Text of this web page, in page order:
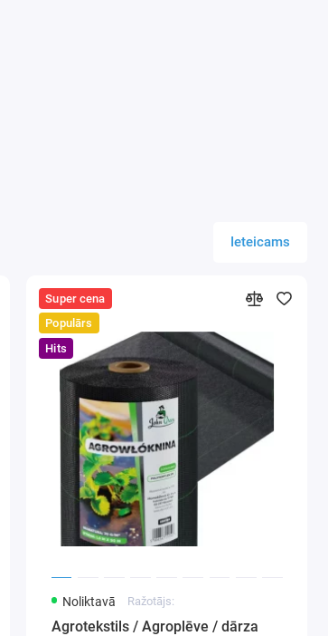
2008, EN 55014-1: 2006 + A1 +
savākšanas sēņu un garšaugu
Ieteicams
Super cena
Populārs
Hits
Noliktavā Ražotājs:
Agrotekstils / Agroplēve / dārza